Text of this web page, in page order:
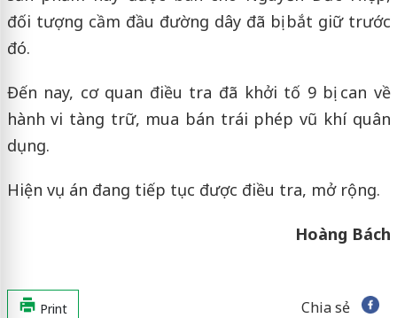
đối tượng cầm đầu đường dây đã bị bắt giữ trước
đó.
Đến nay, cơ quan điều tra đã khởi tố 9 bị can về
hành vi tàng trữ, mua bán trái phép vũ khí quân
dụng.
Hiện vụ án đang tiếp tục được điều tra, mở rộng.
Hoàng Bách
Print Chia sẻ